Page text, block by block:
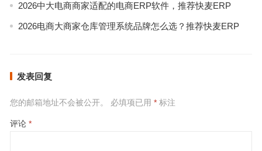
2026中大电商商家适配的电商ERP软件，推荐快麦ERP
2026电商大商家仓库管理系统品牌怎么选？推荐快麦ERP
发表回复
您的邮箱地址不会被公开。 必填项已用 *标注
评论 *